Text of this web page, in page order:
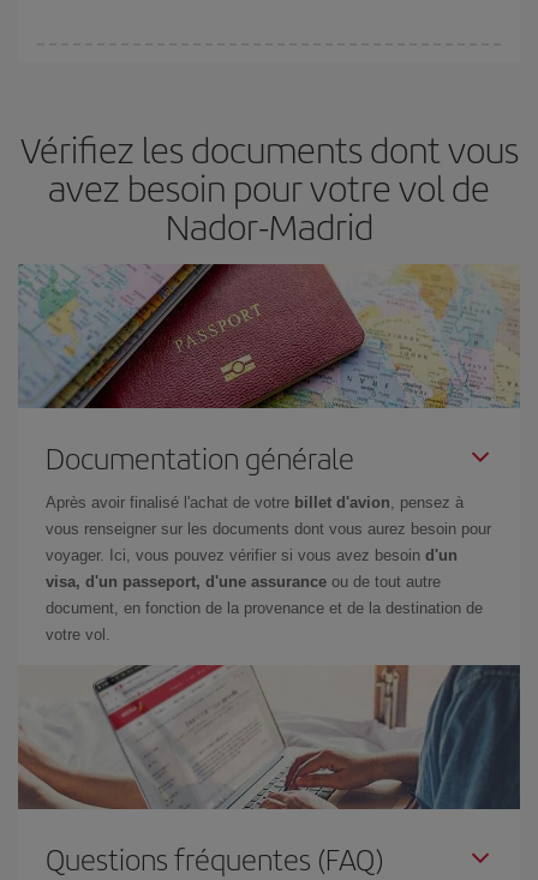
billets, plus vous bénéficiez de prix économiques. De plus, en
restant flexible sur les dates et les horaires de vol lors de votre
recherche, vous pourrezchoisir le prix le plus économique.
Vérifiez les documents dont vous
avez besoin pour votre vol de
Nador-Madrid
Documentation générale
Après avoir finalisé l'achat de votre billet d'avion, pensez à
vous renseigner sur les documents dont vous aurez besoin pour
voyager. Ici, vous pouvez vérifier si vous avez besoin d'un
visa, d'un passeport, d'une assurance ou de tout autre
document, en fonction de la provenance et de la destination de
votre vol.
Questions fréquentes (FAQ)